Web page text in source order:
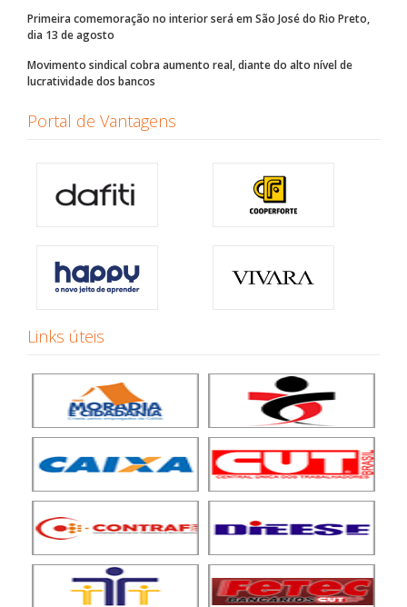
Primeira comemoração no interior será em São José do Rio Preto,
dia 13 de agosto
Movimento sindical cobra aumento real, diante do alto nível de
lucratividade dos bancos
Portal de Vantagens
Links úteis